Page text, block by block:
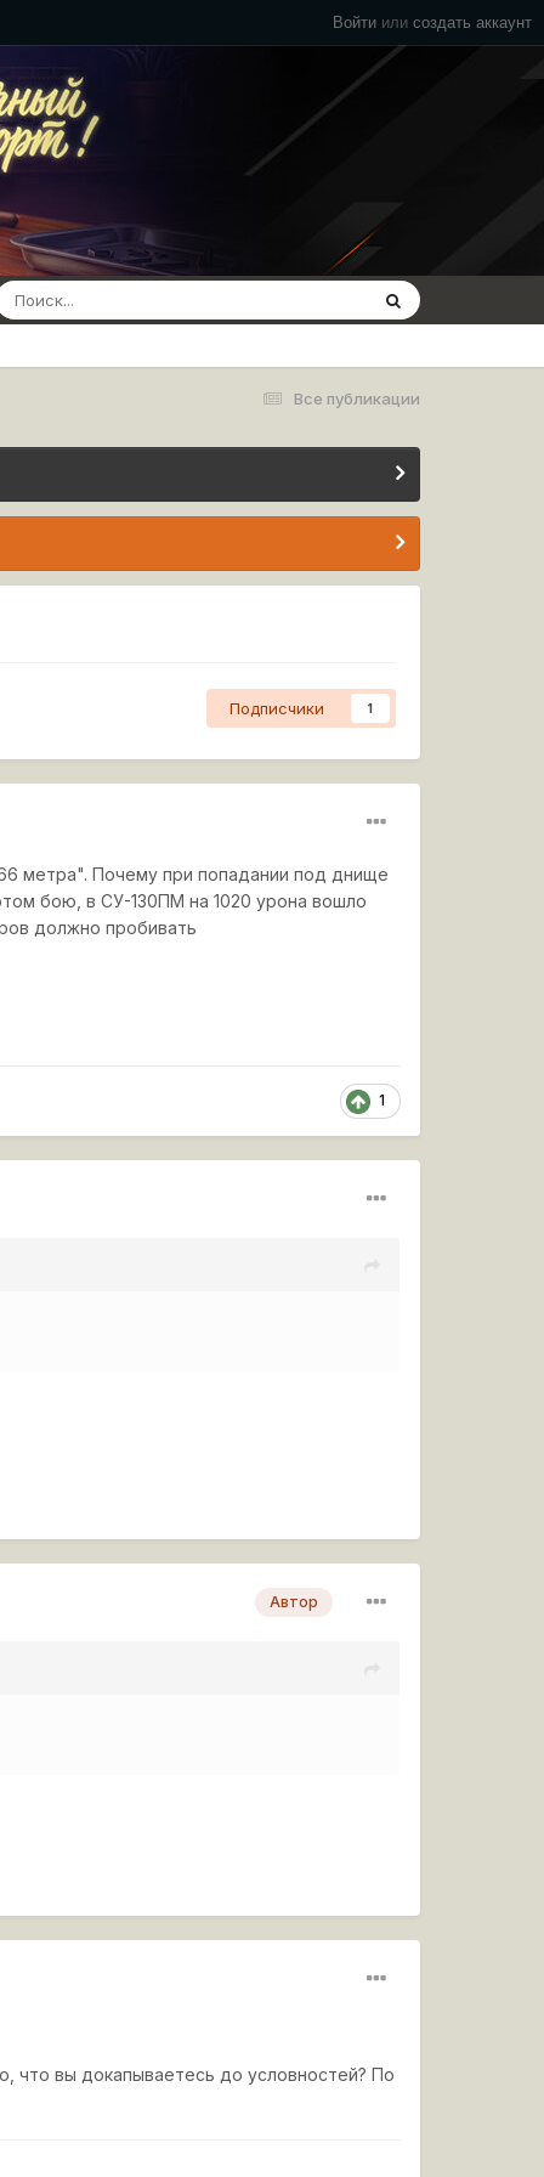
Войти или создать аккаунт
Все публикации
Подписчики 1
метра". Почему при попадании под днище
бою, в СУ-130ПМ на 1020 урона вошло
должно пробивать
1
Автор
что вы докапываетесь до условностей? По